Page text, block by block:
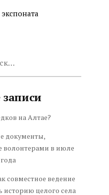
на Алтае?
документы,
волонтерами в июле
совместное ведение
историю целого села